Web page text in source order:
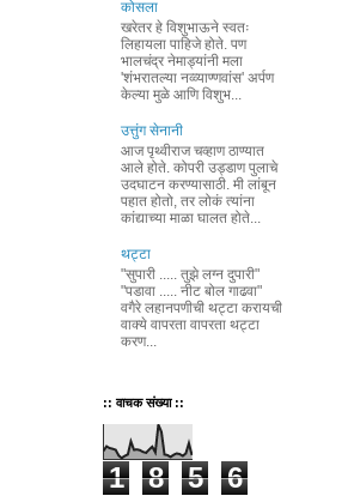
कोसला
खरेतर हे विशुभाऊने स्वतः
लिहायला पाहिजे होते. पण
भालचंद्र नेमाड्यांनी मला
'शंभरातल्या नव्व्याण्णवांस' अर्पण
केल्या मुळे आणि विशुभ...
उत्तुंग सेनानी
आज पृथ्वीराज चव्हाण ठाण्यात
आले होते. कोपरी उड्डाण पुलाचे
उदघाटन करण्यासाठी. मी लांबून
पहात होतो, तर लोकं त्यांना
कांद्याच्या माळा घालत होते...
थट्टा
"सुपारी ..... तुझे लग्न दुपारी"
"पडावा ..... नीट बोल गाढवा"
वगैरे लहानपणीची थट्टा करायची
वाक्ये वापरता वापरता थट्टा
करण...
:: वाचक संख्या ::
1 8 5
6